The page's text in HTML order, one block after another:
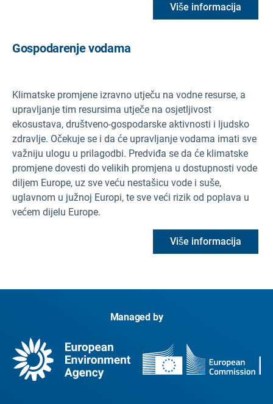
Više informacija
Gospodarenje vodama
Klimatske promjene izravno utječu na vodne resurse, a
upravljanje tim resursima utječe na osjetljivost
ekosustava, društveno-gospodarske aktivnosti i ljudsko
zdravlje. Očekuje se i da će upravljanje vodama imati sve
važniju ulogu u prilagodbi. Predviđa se da će klimatske
promjene dovesti do velikih promjena u dostupnosti vode
diljem Europe, uz sve veću nestašicu vode i suše,
uglavnom u južnoj Europi, te sve veći rizik od poplava u
većem dijelu Europe.
Više informacija
Managed by